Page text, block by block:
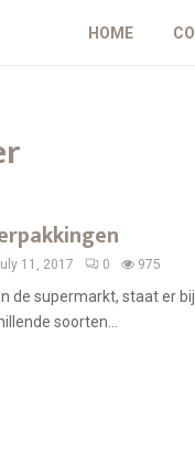
HOME
11, 2017 0 975
de supermarkt, staat er
soorten...